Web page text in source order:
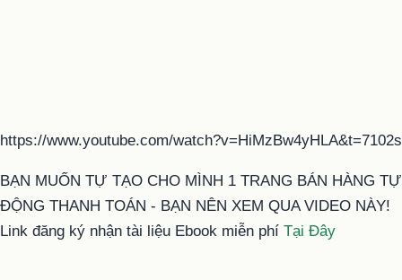
https://www.youtube.com/watch?v=HiMzBw4yHLA&t=7102s
BẠN MUỐN TỰ TẠO CHO MÌNH 1 TRANG BÁN HÀNG TỰ
ĐỘNG THANH TOÁN - BẠN NÊN XEM QUA VIDEO NÀY!
Link đăng ký nhận tài liệu Ebook miễn phí Tại Đây